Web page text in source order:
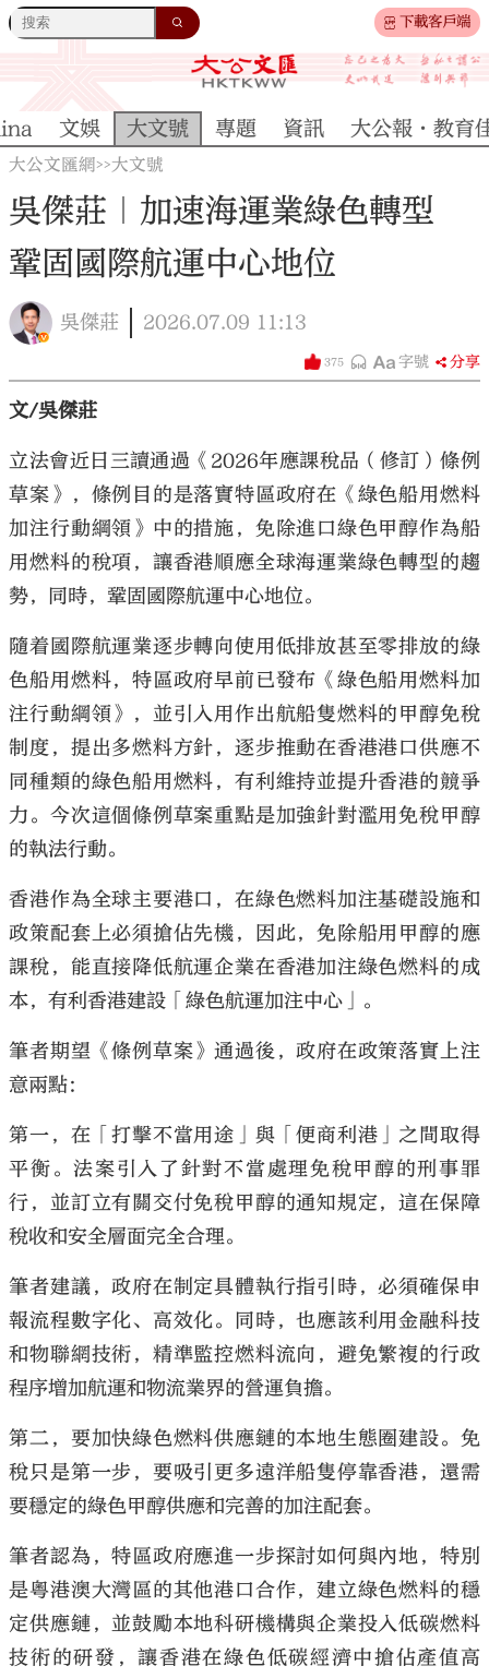
下載客戶端
大公文匯
文娛 大文號 專題 資訊 大公報·教育
大公文匯網>>大文號
吳傑莊｜加速海運業綠色轉型
鞏固國際航運中心地位
吳傑莊 2026.07.09 11:13
375 字號 分享
文/吳傑莊
立法會近日三讀通過《2026年應課稅品（修訂）條例
草案》，條例目的是落實特區政府在《綠色船用燃料
加注行動綱領》中的措施，免除進口綠色甲醇作為船
用燃料的稅項，讓香港順應全球海運業綠色轉型的趨
勢，同時，鞏固國際航運中心地位。
隨着國際航運業逐步轉向使用低排放甚至零排放的綠
色船用燃料，特區政府早前已發布《綠色船用燃料加
注行動綱領》，並引入用作出航船隻燃料的甲醇免稅
制度，提出多燃料方針，逐步推動在香港港口供應不
同種類的綠色船用燃料，有利維持並提升香港的競爭
力。今次這個條例草案重點是加強針對濫用免稅甲醇
的執法行動。
香港作為全球主要港口，在綠色燃料加注基礎設施和
政策配套上必須搶佔先機，因此，免除船用甲醇的應
課稅，能直接降低航運企業在香港加注綠色燃料的成
本，有利香港建設「綠色航運加注中心」。
筆者期望《條例草案》通過後，政府在政策落實上注
意兩點：
第一，在「打擊不當用途」與「便商利港」之間取得
平衡。法案引入了針對不當處理免稅甲醇的刑事罪
行，並訂立有關交付免稅甲醇的通知規定，這在保障
稅收和安全層面完全合理。
筆者建議，政府在制定具體執行指引時，必須確保申
報流程數字化、高效化。同時，也應該利用金融科技
和物聯網技術，精準監控燃料流向，避免繁複的行政
程序增加航運和物流業界的營運負擔。
第二，要加快綠色燃料供應鏈的本地生態圈建設。免
稅只是第一步，要吸引更多遠洋船隻停靠香港，還需
要穩定的綠色甲醇供應和完善的加注配套。
筆者認為，特區政府應進一步探討如何與內地，特別
是粵港澳大灣區的其他港口合作，建立綠色燃料的穩
定供應鏈，並鼓勵本地科研機構與企業投入低碳燃料
技術的研發，讓香港在綠色低碳經濟中搶佔產值高